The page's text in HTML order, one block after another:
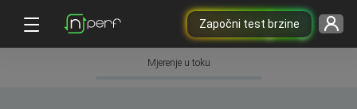
Započni test brzine
Mjerenje u toku